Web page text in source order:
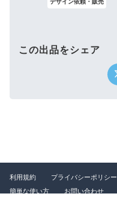
この出品をシェア
利用規約 プライバシーポリシー
簡単な使い方
お問い合わせ